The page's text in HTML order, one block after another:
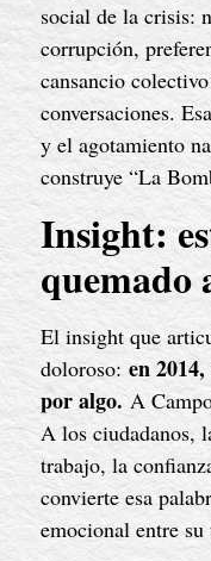
social de la crisis:
corrupción,
cansancio
conversaciones.
y el agotamiento
construye “La
Insight:
quemado
El insight que
doloroso: en
por algo.A
A los ciudadanos,
trabajo, la
convierte esa
emocional entre